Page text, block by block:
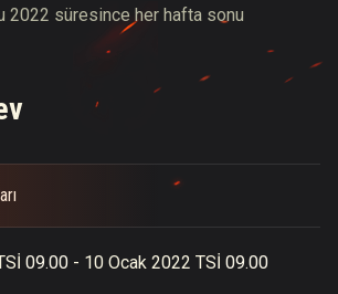
2022 süresince her hafta sonu
09.00 - 10 Ocak 2022 TSİ 09.00